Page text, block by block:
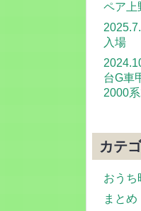
ペア上
入場
台G車
2000
カテ
おうち
まとめ